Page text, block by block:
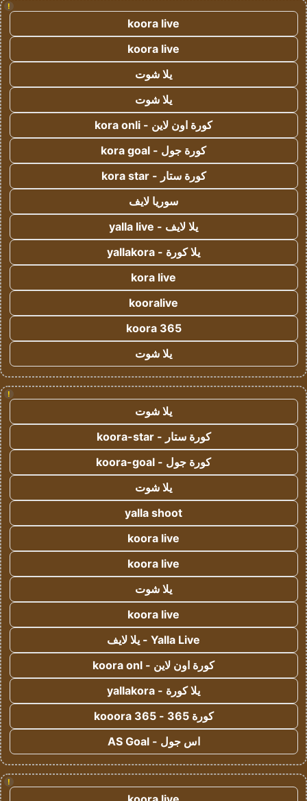
!
koora live
koora live
يلا شوت
يلا شوت
كورة اون لاين - kora onli
كورة جول - kora goal
كورة ستار - kora star
سوريا لايف
يلا لايف - yalla live
يلا كورة - yallakora
kora live
kooralive
koora 365
يلا شوت
!
يلا شوت
كورة ستار - koora-star
كورة جول - koora-goal
يلا شوت
yalla shoot
koora live
koora live
يلا شوت
koora live
Yalla Live - يلا لايف
كورة اون لاين - koora onl
يلا كورة - yallakora
كورة 365 - kooora 365
اس جول - AS Goal
!